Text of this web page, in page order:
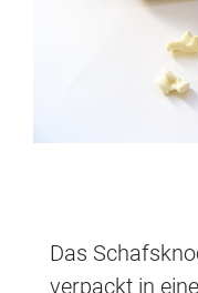
Das
verpackt in